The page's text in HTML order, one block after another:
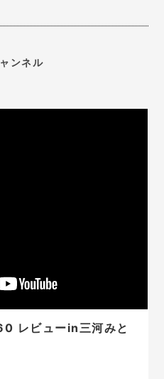
ンネル
レビューin三河みと